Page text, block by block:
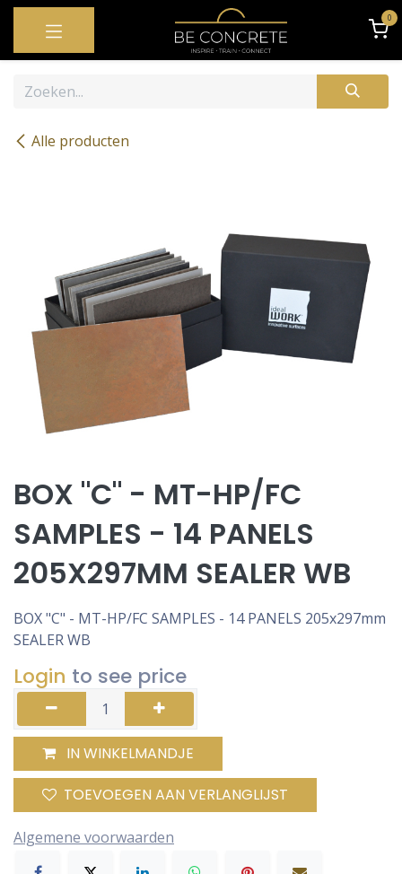
OVERSLAAN NAAR INHOUD 0
Alle producten
BOX "C" - MT-HP/FC
SAMPLES - 14 PANELS
205X297MM SEALER WB
BOX "C" - MT-HP/FC SAMPLES - 14 PANELS 205x297mm
SEALER WB
Login to see price
IN WINKELMANDJE
TOEVOEGEN AAN VERLANGLIJST
Algemene voorwaarden